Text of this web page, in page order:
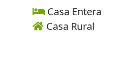
Casa Entera
Casa Rural